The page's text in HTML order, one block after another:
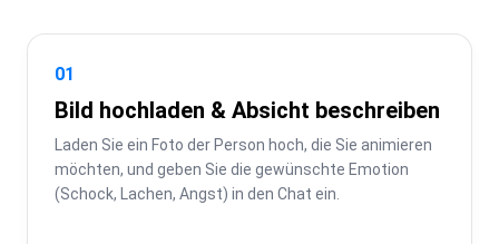
01
Bild hochladen & Absicht beschreiben
Laden Sie ein Foto der Person hoch, die Sie animieren
möchten, und geben Sie die gewünschte Emotion
(Schock, Lachen, Angst) in den Chat ein.